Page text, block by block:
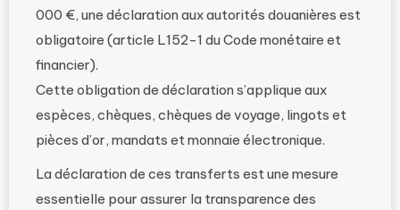
000 €, une déclaration aux autorités douanières est
obligatoire (article L152-1 du Code monétaire et
financier).
Cette obligation de déclaration s’applique aux
espèces, chèques, chèques de voyage, lingots et
pièces d’or, mandats et monnaie électronique.
La déclaration de ces transferts est une mesure
essentielle pour assurer la transparence des